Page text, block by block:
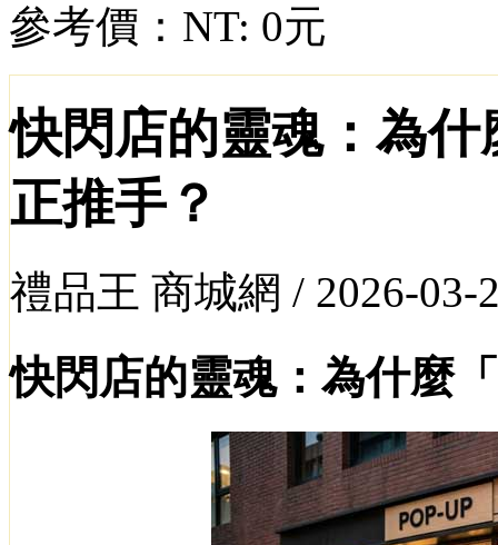
參考價： NT: 0元
快閃店的靈魂：為
正推手？
禮品王 商城網 / 2026-03-
快閃店的靈魂：為什麼